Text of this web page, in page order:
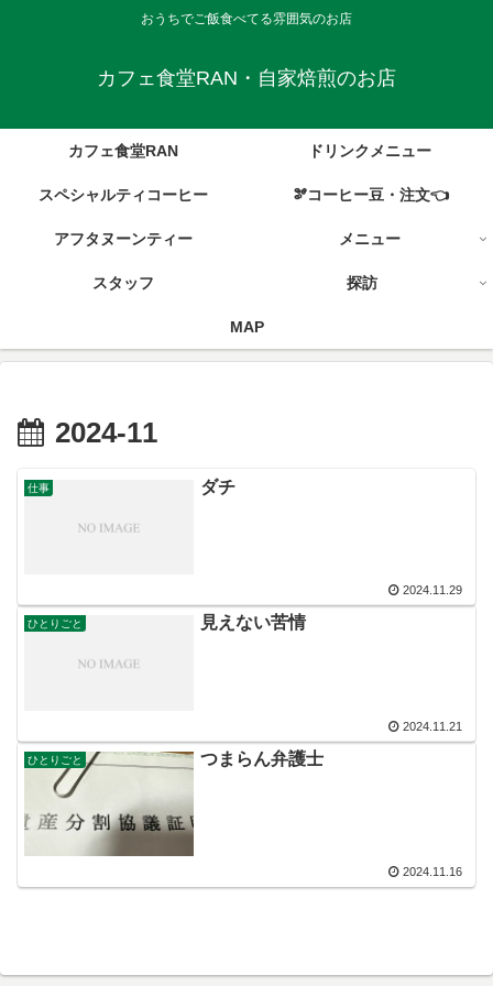
おうちでご飯食べてる雰囲気のお店
カフェ食堂RAN・自家焙煎のお店
カフェ食堂RAN ドリンクメニュー
スペシャルティコーヒー 🫘コーヒー豆・注文👈
アフタヌーンティー メニュー
スタッフ 探訪
MAP
2024-11
仕事 ダチ
2024.11.29
ひとりごと 見えない苦情
2024.11.21
ひとりごと つまらん弁護士
2024.11.16